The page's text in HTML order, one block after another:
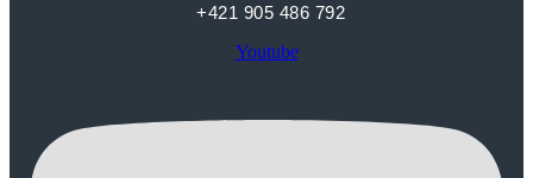
+421 905 486 792
Youtube